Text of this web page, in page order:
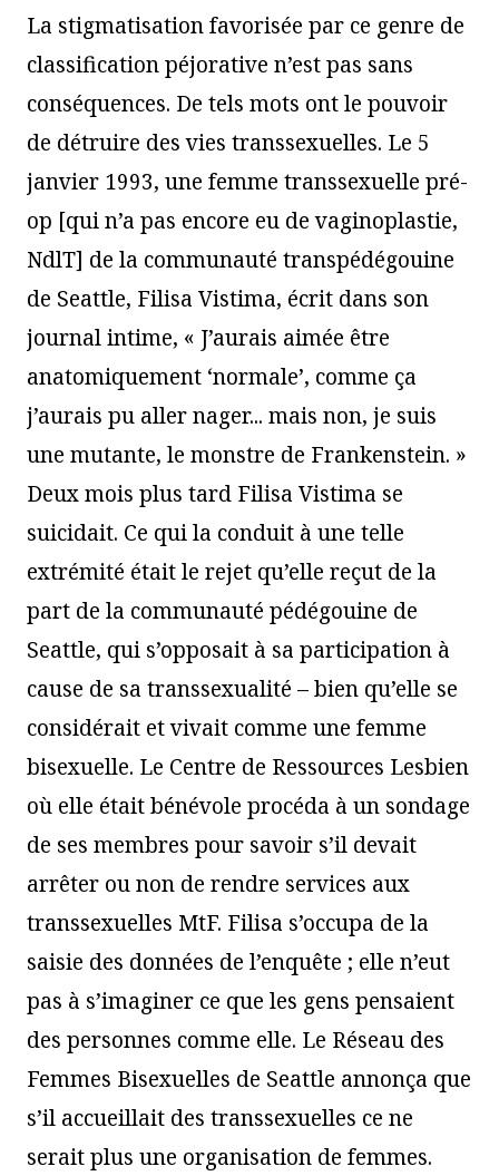
La stigmatisation favorisée par ce genre de
classification péjorative n’est pas sans
conséquences. De tels mots ont le pouvoir
de détruire des vies transsexuelles. Le 5
janvier 1993, une femme transsexuelle pré-
op [qui n’a pas encore eu de vaginoplastie,
NdlT] de la communauté transpédégouine
de Seattle, Filisa Vistima, écrit dans son
journal intime, « J’aurais aimée être
anatomiquement ‘normale’, comme ça
j’aurais pu aller nager... mais non, je suis
une mutante, le monstre de Frankenstein. »
Deux mois plus tard Filisa Vistima se
suicidait. Ce qui la conduit à une telle
extrémité était le rejet qu’elle reçut de la
part de la communauté pédégouine de
Seattle, qui s’opposait à sa participation à
cause de sa transsexualité – bien qu’elle se
considérait et vivait comme une femme
bisexuelle. Le Centre de Ressources Lesbien
où elle était bénévole procéda à un sondage
de ses membres pour savoir s’il devait
arrêter ou non de rendre services aux
transsexuelles MtF. Filisa s’occupa de la
saisie des données de l’enquête ; elle n’eut
pas à s’imaginer ce que les gens pensaient
des personnes comme elle. Le Réseau des
Femmes Bisexuelles de Seattle annonça que
s’il accueillait des transsexuelles ce ne
serait plus une organisation de femmes.